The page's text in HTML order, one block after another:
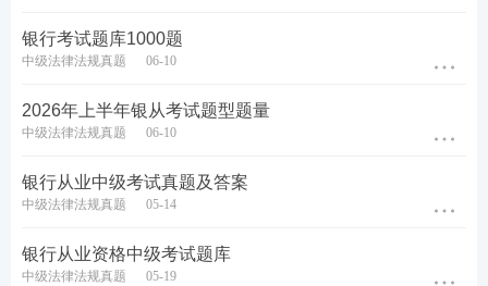
银行考试题库1000题
中级法律法规真题 06-10
2026年上半年银从考试题型题量
中级法律法规真题 06-10
银行从业中级考试真题及答案
中级法律法规真题 05-14
银行从业资格中级考试题库
中级法律法规真题 05-19